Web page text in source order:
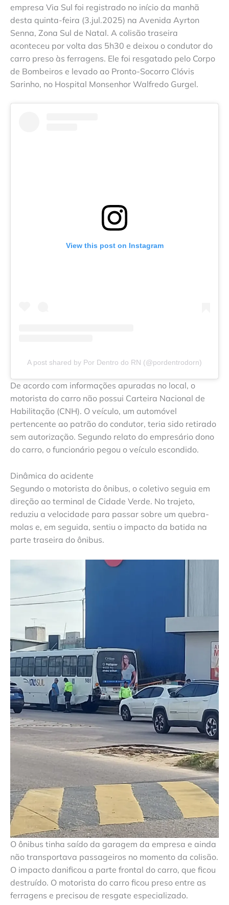
empresa Via Sul foi registrado no início da manhã
desta quinta-feira (3.jul.2025) na Avenida Ayrton
Senna, Zona Sul de Natal. A colisão traseira
aconteceu por volta das 5h30 e deixou o condutor do
carro preso às ferragens. Ele foi resgatado pelo Corpo
de Bombeiros e levado ao Pronto-Socorro Clóvis
Sarinho, no Hospital Monsenhor Walfredo Gurgel.
View this post on Instagram
A post shared by Por Dentro do RN (@pordentrodorn)
De acordo com informações apuradas no local, o
motorista do carro não possui Carteira Nacional de
Habilitação (CNH). O veículo, um automóvel
pertencente ao patrão do condutor, teria sido retirado
sem autorização. Segundo relato do empresário dono
do carro, o funcionário pegou o veículo escondido.
Dinâmica do acidente
Segundo o motorista do ônibus, o coletivo seguia em
direção ao terminal de Cidade Verde. No trajeto,
reduziu a velocidade para passar sobre um quebra-
molas e, em seguida, sentiu o impacto da batida na
parte traseira do ônibus.
O ônibus tinha saído da garagem da empresa e ainda
não transportava passageiros no momento da colisão.
O impacto danificou a parte frontal do carro, que ficou
destruído. O motorista do carro ficou preso entre as
ferragens e precisou de resgate especializado.